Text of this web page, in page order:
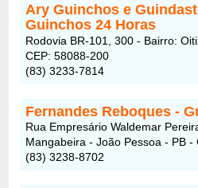
Ary Guinchos e
Guinchos 24 Horas
Rodovia BR-101, 300 - Bairro:
CEP: 58088-200
(83) 3233-7814
Fernandes Reboques-
Rua Empresário Waldemar
Mangabeira - João Pessoa - PB -
(83) 3238-8702